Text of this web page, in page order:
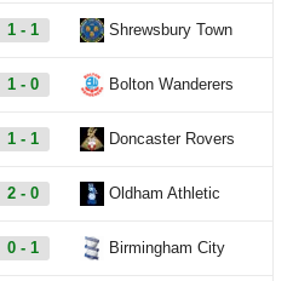
1 - 1 Shrewsbury Town
1 - 0 Bolton Wanderers
1 - 1 Doncaster Rovers
2 - 0 Oldham Athletic
0 - 1 Birmingham City